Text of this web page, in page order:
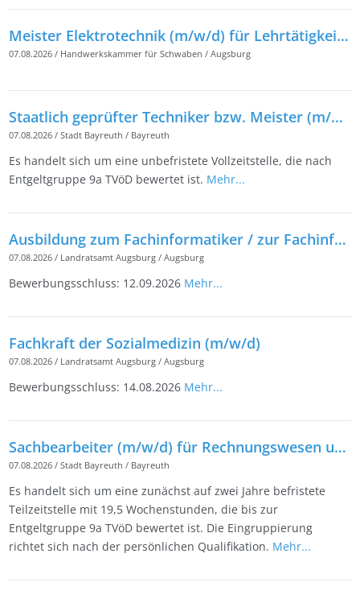
Meister Elektrotechnik (m/w/d) für Lehrtätigkeiten
07.08.2026 / Handwerkskammer für Schwaben /Augsburg
Staatlich geprüfter Techniker bzw. Meister (m/w/d), Schwerpunkt Tiefbau/Straßenbau
07.08.2026 /Stadt Bayreuth / Bayreuth
Es handelt sich um eine unbefristete Vollzeitstelle, die nach
Entgeltgruppe 9a TVöD bewertet ist. Mehr...
Ausbildung zum Fachinformatiker / zur Fachinformatikerin (m/w/d)
07.08.2026 / Landratsamt Augsburg /Augsburg
Bewerbungsschluss: 12.09.2026 Mehr...
Fachkraft der Sozialmedizin (m/w/d)
07.08.2026 / Landratsamt Augsburg /Augsburg
Bewerbungsschluss: 14.08.2026 Mehr...
Sachbearbeiter (m/w/d) für Rechnungswesen und Controlling beim Friedrichsforum in Teilzeit
07.08.2026 /Stadt Bayreuth / Bayreuth
Es handelt sich um eine zunächst auf zwei Jahre befristete
Teilzeitstelle mit 19,5 Wochenstunden, die bis zur
Entgeltgruppe 9a TVöD bewertet ist. Die Eingruppierung
richtet sich nach der persönlichen Qualifikation. Mehr...